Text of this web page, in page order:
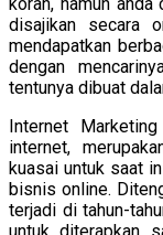
disajikan secara
mendapatkan
dengan
tentunya dibuat
Internet
internet,
kuasai untuk saat
bisnis online.
terjadi di tahun-
untuk diterapkan